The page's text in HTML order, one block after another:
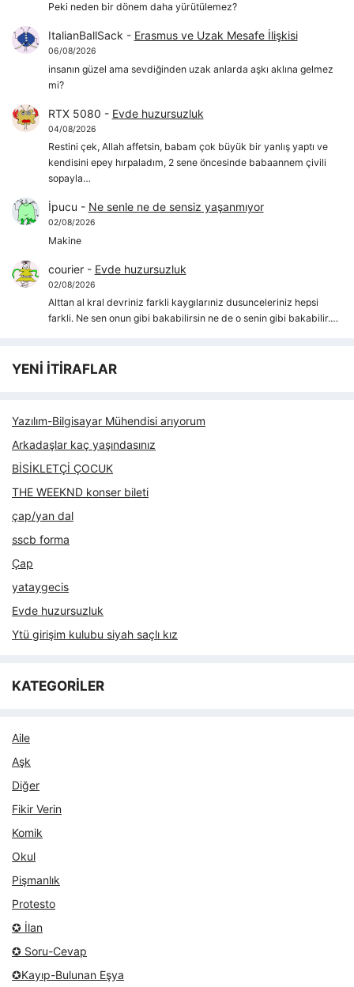
Peki neden bir dönem daha yürütülemez?
ItalianBallSack - Erasmus ve Uzak Mesafe İlişkisi
06/08/2026
insanın güzel ama sevdiğinden uzak anlarda aşkı aklına gelmez
mi?
RTX 5080 - Evde huzursuzluk
04/08/2026
Restini çek, Allah affetsin, babam çok büyük bir yanlış yaptı ve
kendisini epey hırpaladım, 2 sene öncesinde babaannem çivili
sopayla…
İpucu - Ne senle ne de sensiz yaşanmıyor
02/08/2026
Makine
courier- Evde huzursuzluk
02/08/2026
Alttan al kral devriniz farkli kaygılarıniz dusunceleriniz hepsi
farkli. Ne sen onun gibi bakabilirsin ne de o senin gibi bakabilir.…
YENİ İTİRAFLAR
Yazılım-Bilgisayar Mühendisi arıyorum
Arkadaşlar kaç yaşındasınız
BİSİKLETÇİ ÇOCUK
THE WEEKND konser bileti
çap/yan dal
sscb forma
Çap
yataygecis
Evde huzursuzluk
Ytü girişim kulubu siyah saçlı kız
KATEGORİLER
Aile
Aşk
Diğer
Fikir Verin
Komik
Okul
Pişmanlık
Protesto
✪ İlan
✪ Soru-Cevap
✪Kayıp-Bulunan Eşya